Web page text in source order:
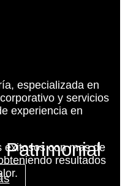
especializada en
y servicios
experiencia en
exitosos con mas de
resultados